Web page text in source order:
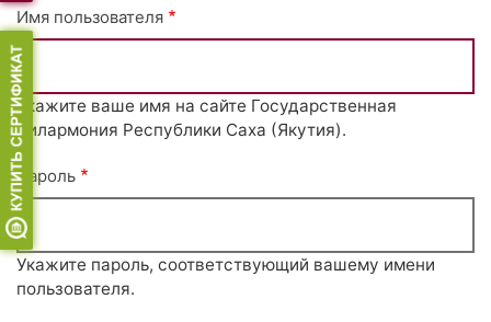
Имя пользователя
Укажите ваше имя на сайте Государственная
филармония Республики Саха (Якутия).
Пароль
Укажите пароль, соответствующий вашему имени
пользователя.